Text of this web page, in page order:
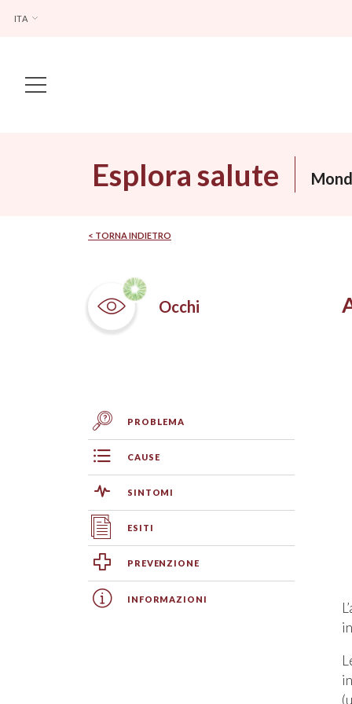
ITA
Main Navigation
Esplora salute
< TORNA INDIETRO
Occhi
PROBLEMA
CAUSE
SINTOMI
ESITI
PREVENZIONE
INFORMAZIONI